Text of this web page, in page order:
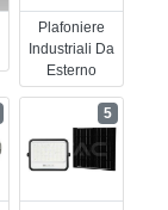
Plafoniere
Industriali Da
Esterno
5